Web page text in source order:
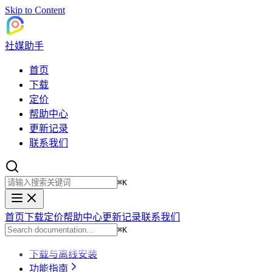
Skip to Content
社媒助手
首页
下载
定价
帮助中心
更新记录
联系我们
⌘K
首页下载定价帮助中心更新记录联系我们
⌘K
下载与离线安装
功能指南